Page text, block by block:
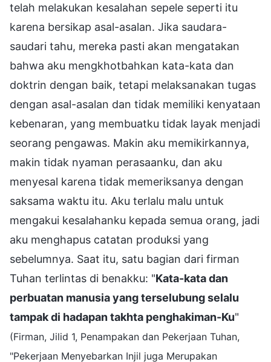
telah melakukan kesalahan sepele seperti itu
karena bersikap asal-asalan. Jika saudara-
saudari tahu, mereka pasti akan mengatakan
bahwa aku mengkhotbahkan kata-kata dan
doktrin dengan baik, tetapi melaksanakan tugas
dengan asal-asalan dan tidak memiliki kenyataan
kebenaran, yang membuatku tidak layak menjadi
seorang pengawas. Makin aku memikirkannya,
makin tidak nyaman perasaanku, dan aku
menyesal karena tidak memeriksanya dengan
saksama waktu itu. Aku terlalu malu untuk
mengakui kesalahanku kepada semua orang, jadi
aku menghapus catatan produksi yang
sebelumnya. Saat itu, satu bagian dari firman
Tuhan terlintas di benakku: "Kata-kata dan
perbuatan manusia yang terselubung selalu
tampak di hadapan takhta penghakiman-Ku"
(Firman, Jilid 1, Penampakan dan Pekerjaan Tuhan,
"Pekerjaan Menyebarkan Injil juga Merupakan